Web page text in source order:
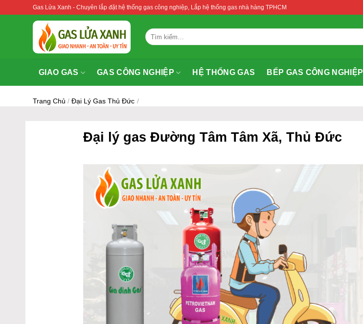
Gas Lửa Xanh - Chuyên lắp đặt hệ thống gas công nghiệp, Lắp hệ thống gas nhà hàng TPHCM
Tìm
kiếm:
GIAO GAS GAS CÔNG NGHIỆP HỆ THỐNG GAS BẾP GAS CÔNG NGHIỆP
Trang Chủ / Đại Lý Gas Thủ Đức /
Đại lý gas Đường Tâm Tâm Xã, Thủ Đức